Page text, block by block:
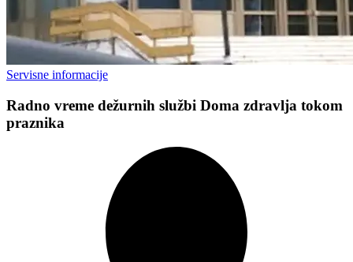
Servisne informacije
Radno vreme dežurnih službi Doma zdravlja tokom
praznika